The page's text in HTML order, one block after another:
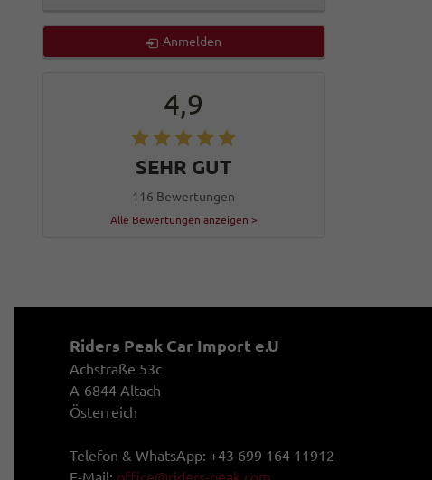
Anmelden
4,9
SEHR GUT
116 Bewertungen
Alle Bewertungen anzeigen >
Riders Peak Car Import e.U
Achstraße 53c
A-6844 Altach
Österreich
Telefon & WhatsApp: +43 699 164 11912